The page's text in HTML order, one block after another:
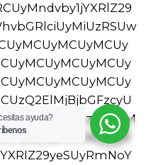
Escríbenos
ayuda?